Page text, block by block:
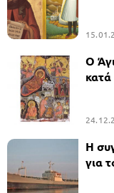
Ο
Η
για